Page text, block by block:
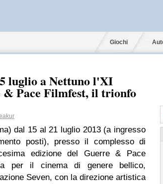
Giochi
luglio a Nettuno l'XI
Pace Filmfest, il trionfo
dal 15 al 21 luglio 2013 (a ingresso
posti), presso il complesso di
edizione del Guerre & Pace
per il cinema di genere bellico,
Seven, con la direzione artistica